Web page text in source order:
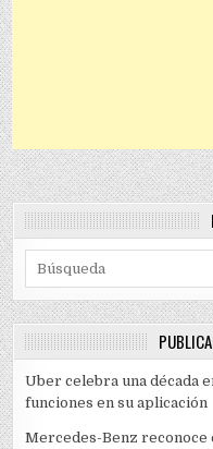
Uber celebra una década
funciones en su aplicación
Mercedes-Benz reconoce